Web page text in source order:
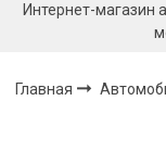
Интернет-магазин
Главная